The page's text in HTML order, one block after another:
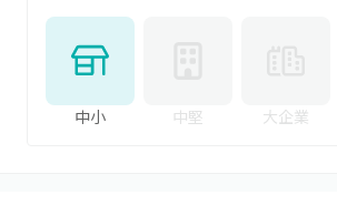
中小 中堅 大企業